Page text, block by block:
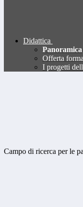
Didattica
Panoramica
Offerta
I progetti
Campo di ricerca per le